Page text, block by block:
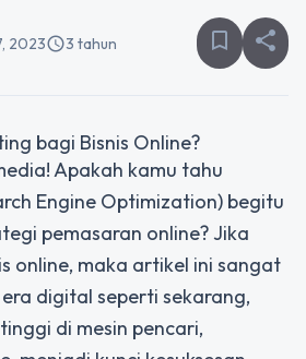
2023schedule3 tahun bookmark_border share
bagi Bisnis Online?
Apakah kamu tahu
Engine Optimization) begitu
pemasaran online? Jika
online, maka artikel ini sangat
digital seperti sekarang,
di mesin pencari,